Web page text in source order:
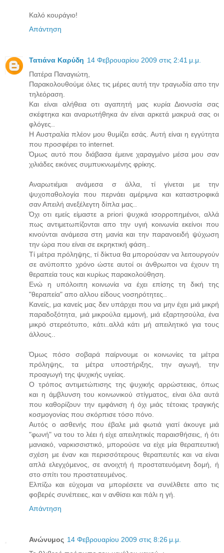
Καλό κουράγιο!
Απάντηση
Τατιάνα Καρύδη 14 Φεβρουαρίου 2009 στις 2:41 μ.μ.
Πατέρα Παναγιώτη,
Παρακολουθούμε όλες τις μέρες αυτή την τραγωδία απο την
τηλεόραση.
Και είναι αλήθεια οτι αγαπητή μας κυρία Διονυσία σας
σκέφτηκα και αναρωτήθηκα άν είναι αρκετά μακρυά σας οι
φλόγες..
Η Αυστραλία πλέον μου θυμίζει εσάς. Αυτή είναι η εγγύτητα
που προσφέρει το internet.
Όμως αυτό που διάβασα έμεινε χαραγμένο μέσα μου σαν
χιλιάδες εικόνες συμπυκνωμένης φρίκης.
Αναρωτιέμαι ανάμεσα σ άλλα, τί γίνεται με την
ψυχοπαθολογία που περνάει αμέριμνα και καταστροφικά
σαν Απειλή ανεξέλεγτη δίπλα μας..
Όχι οτι εμείς είμαστε a priori ψυχικά ισορροπημένοι, αλλά
πως αντιμετωπίζονται απο την υγιή κοινωνία εκείνοι που
κινούνται ανάμεσα στη μανία και την παρανοειδή ψύχωση
την ώρα που είναι σε εκρηκτική φάση..
Τί μέτρα πρόληψης, τί δίκτυα θα μπορούσαν να λειτουργούν
σε ανύποπτο χρόνο ώστε αυτοί οι άνθρωποι να έχουν τη
θεραπεία τους και κυρίως παρακολούθηση.
Ενώ η υπόλοιπη κοινωνία να έχει επίσης τη δική της
"θεραπεία" απο αλλου είδους νοσηρότητες..
Κανείς, μα κανείς μας δεν υπάρχει που να μην έχει μιά μικρή
παραδοξότητα, μιά μικρούλα εμμονή, μιά εξαρτησούλα, ένα
μικρό στερεότυπο, κάτι..αλλά κάτι μή απειλητικό για τους
άλλους..
Όμως πόσο σοβαρά παίρνουμε οι κοινωνίες τα μέτρα
πρόληψης, τα μέτρα υποστήριξης, την αγωγή, την
προαγωγή της ψυχικής υγείας.
Ο τρόπος αντιμετώπισης της ψυχικής αρρώστειας, όπως
και η άμβλυνση του κοινωνικού στίγματος, είναι όλα αυτά
που καθορίζουν την εμφάνιση ή όχι μιάς τέτοιας τραγικής
κοσμογονίας που σκόρπισε τόσο πόνο.
Αυτός ο ασθενής που έβαλε μιά φωτιά γιατί άκουγε μιά
"φωνή" να του το λέει ή είχε απειλητικές παραισθήσεις, ή ότι
μανιακό, ναρκισσιστικό, μπορούσε να είχε μία θεραπευτική
σχέση με έναν και περισσότερους θεραπευτές και να είναι
απλά ελεγχόμενος, σε ανοιχτή ή προστατευόμενη δομή, ή
στο σπίτι του προστατευμένος.
Ελπίζω και εύχομαι να μπορέσετε να συνέλθετε απο τις
φοβερές συνέπειες, και ν ανθίσει και πάλι η γή.
Απάντηση
Ανώνυμος 14 Φεβρουαρίου 2009 στις 8:26 μ.μ.